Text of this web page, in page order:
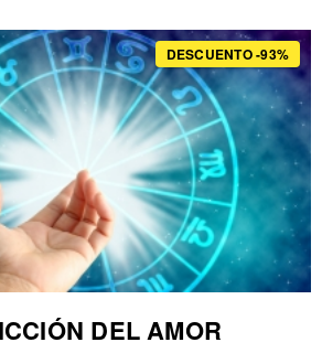
DESCUENTO -93%
DEL AMOR